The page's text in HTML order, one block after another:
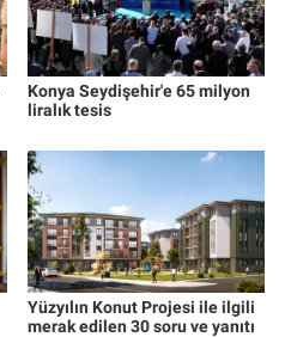
Konya Seydişehir'e 65 milyon
liralık tesis
Yüzyılın Konut Projesi ile ilgili
merak edilen 30 soru ve yanıtı